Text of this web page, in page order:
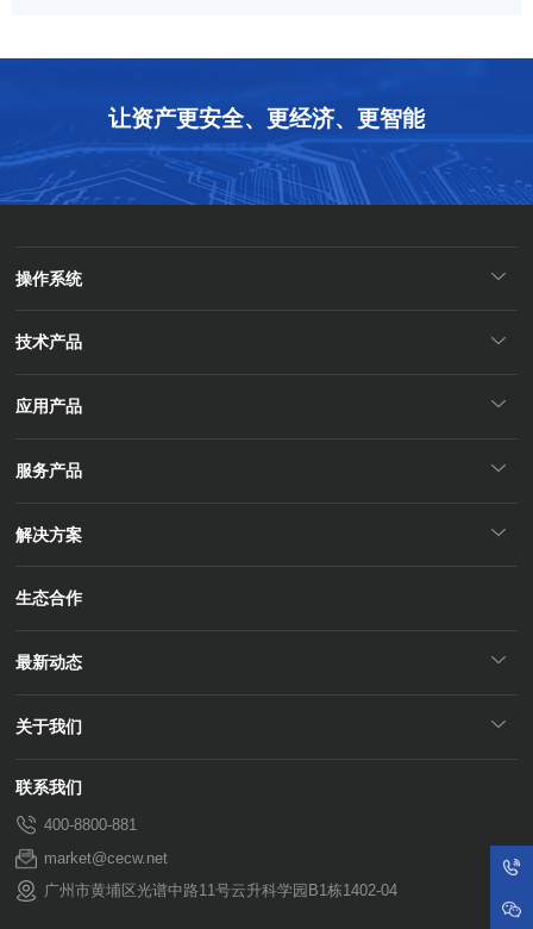
让资产更安全、更经济、更智能
操作系统
技术产品
应用产品
服务产品
解决方案
生态合作
最新动态
关于我们
联系我们
400-8800-881
market@cecw.net
广州市黄埔区光谱中路11号云升科学园B1栋1402-04